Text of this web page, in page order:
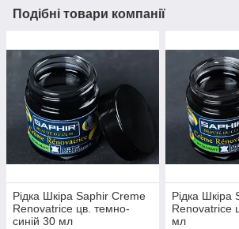
Подібні товари компанії
Рідка Шкіра Saphir Creme
Renovatrice цв. темно-
синій 30 мл
Рідка Шкіра
Renovatrice
мл